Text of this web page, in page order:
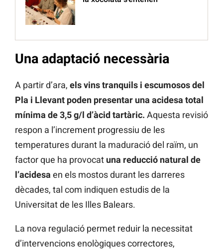
Una adaptació necessària
A partir d’ara, els vins tranquils i escumosos del
Pla i Llevant poden presentar una acidesa total
mínima de 3,5 g/l d’àcid tartàric. Aquesta revisió
respon a l’increment progressiu de les
temperatures durant la maduració del raïm, un
factor que ha provocat una reducció natural de
l’acidesa en els mostos durant les darreres
dècades, tal com indiquen estudis de la
Universitat de les Illes Balears.
La nova regulació permet reduir la necessitat
d’intervencions enològiques correctores,